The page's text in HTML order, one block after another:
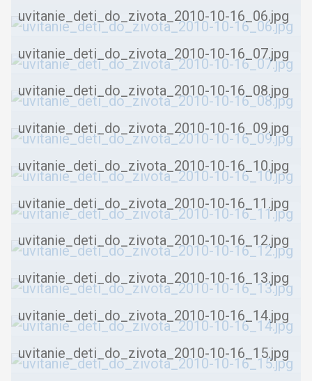
uvitanie_deti_do_zivota_2010-10-16_06.jpg
uvitanie_deti_do_zivota_2010-10-16_07.jpg
uvitanie_deti_do_zivota_2010-10-16_08.jpg
uvitanie_deti_do_zivota_2010-10-16_09.jpg
uvitanie_deti_do_zivota_2010-10-16_10.jpg
uvitanie_deti_do_zivota_2010-10-16_11.jpg
uvitanie_deti_do_zivota_2010-10-16_12.jpg
uvitanie_deti_do_zivota_2010-10-16_13.jpg
uvitanie_deti_do_zivota_2010-10-16_14.jpg
uvitanie_deti_do_zivota_2010-10-16_15.jpg